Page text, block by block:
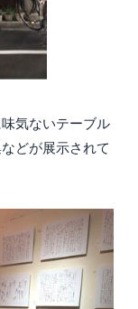
気ないテーブル
どが展示されて